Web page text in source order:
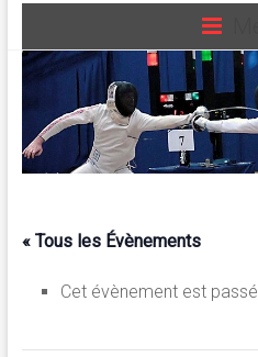
« Tous les Évènements
Cet évènement est passé.